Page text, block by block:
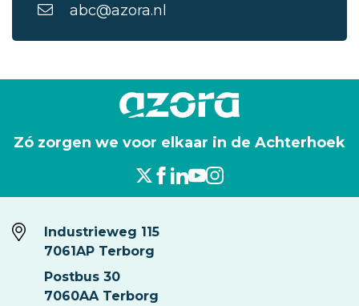
abc@azora.nl
Zó zorgen we voor elkaar in de Achterhoek
Industrieweg 115
7061AP Terborg
Postbus 30
7060AA Terborg